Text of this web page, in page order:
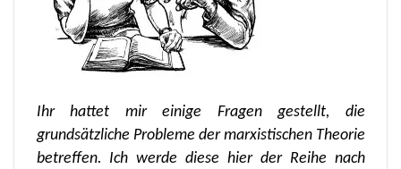
Ihr hattet mir einige Fragen gestellt, die
grundsätzliche Probleme der marxistischen Theorie
betreffen. Ich werde diese hier der Reihe nach